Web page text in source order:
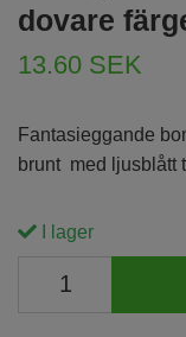
dovare
13.60 SEK
Fantasieggande
brunt med ljusblått
I lager